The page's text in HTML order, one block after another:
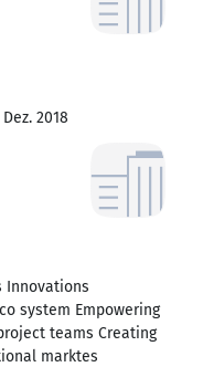
2018
Innovations
system Empowering
teams Creating
marktes